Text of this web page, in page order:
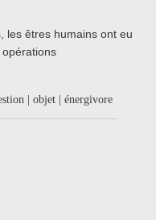
les êtres humains ont eu
| objet | énergivore